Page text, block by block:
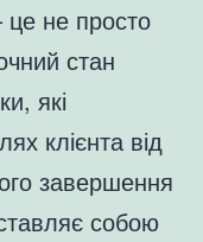
не просто
стан
які
клієнта від
завершення
собою